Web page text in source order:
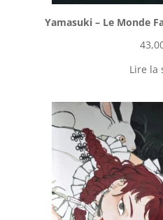
Yamasuki ‎– Le Monde
Lire la